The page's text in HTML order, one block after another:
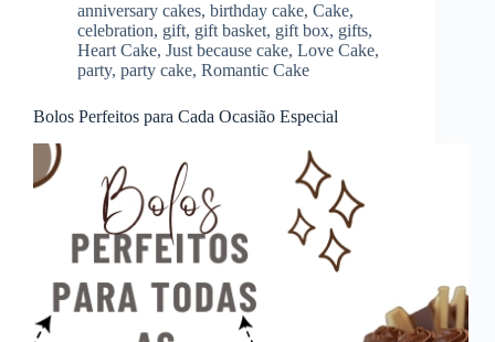
anniversary cakes, birthday cake, Cake,
celebration, gift, gift basket, gift box, gifts,
Heart Cake, Just because cake, Love Cake,
party, party cake, Romantic Cake
Bolos Perfeitos para Cada Ocasião Especial